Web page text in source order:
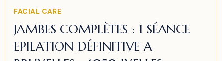
Item
FACIAL CARE
JAMBES COMPLÈTES : 1 SÉANCE
EPILATION DÉFINITIVE A